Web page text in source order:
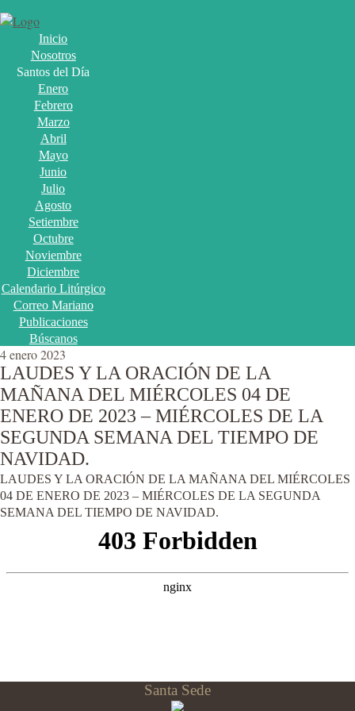
Inicio
Nosotros
Santos del Día
Enero
Febrero
Marzo
Abril
Mayo
Junio
Julio
Agosto
Setiembre
Octubre
Noviembre
Diciembre
Calendario Litúrgico
Correo Mariano
Publicaciones
Búscanos
4 enero 2023
LAUDES Y LA ORACIÓN DE LA
MAÑANA DEL MIÉRCOLES 04 DE
ENERO DE 2023 – MIÉRCOLES DE LA
SEGUNDA SEMANA DEL TIEMPO DE
NAVIDAD.
LAUDES Y LA ORACIÓN DE LA MAÑANA DEL MIÉRCOLES
04 DE ENERO DE 2023 – MIÉRCOLES DE LA SEGUNDA
SEMANA DEL TIEMPO DE NAVIDAD.
Santa Sede